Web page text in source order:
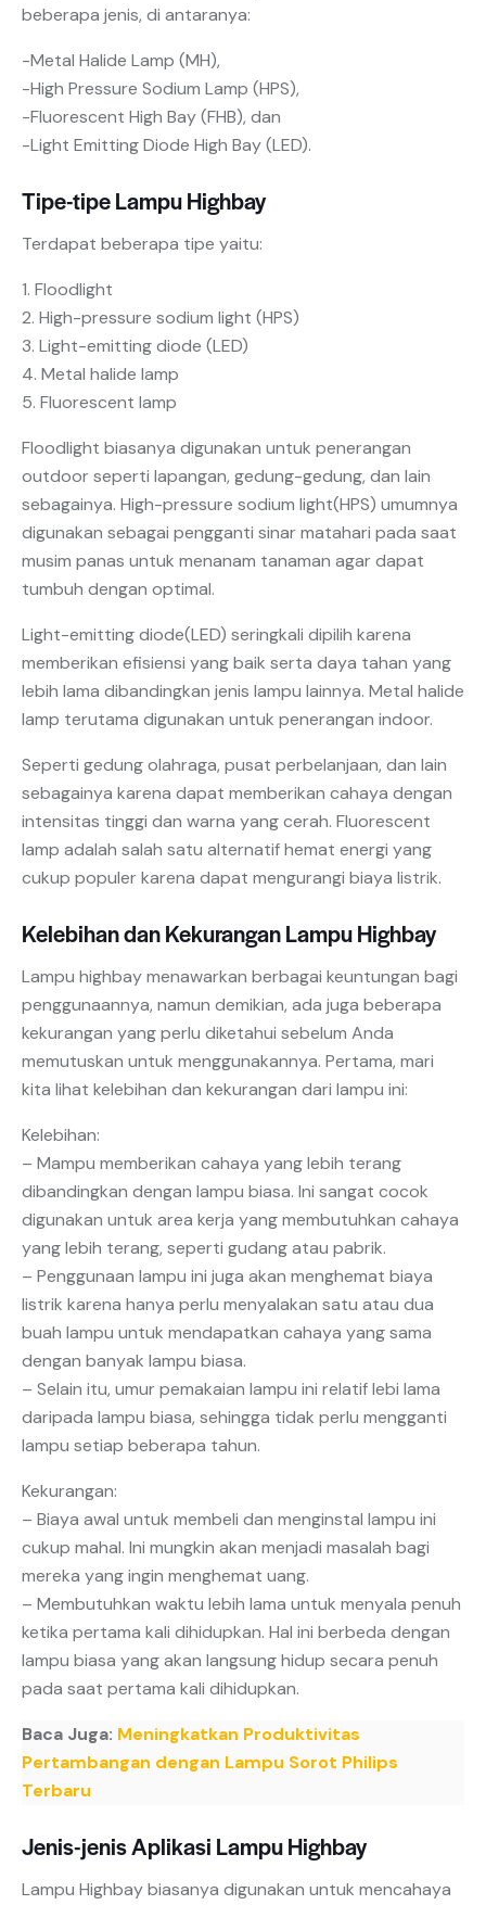
beberapa jenis, di antaranya:
-Metal Halide Lamp (MH),
-High Pressure Sodium Lamp (HPS),
-Fluorescent High Bay (FHB), dan
-Light Emitting Diode High Bay (LED).
Tipe-tipe Lampu Highbay
Terdapat beberapa tipe yaitu:
1. Floodlight
2. High-pressure sodium light (HPS)
3. Light-emitting diode (LED)
4. Metal halide lamp
5. Fluorescent lamp
Floodlight biasanya digunakan untuk penerangan
outdoor seperti lapangan, gedung-gedung, dan lain
sebagainya. High-pressure sodium light(HPS) umumnya
digunakan sebagai pengganti sinar matahari pada saat
musim panas untuk menanam tanaman agar dapat
tumbuh dengan optimal.
Light-emitting diode(LED) seringkali dipilih karena
memberikan efisiensi yang baik serta daya tahan yang
lebih lama dibandingkan jenis lampu lainnya. Metal halide
lamp terutama digunakan untuk penerangan indoor.
Seperti gedung olahraga, pusat perbelanjaan, dan lain
sebagainya karena dapat memberikan cahaya dengan
intensitas tinggi dan warna yang cerah. Fluorescent
lamp adalah salah satu alternatif hemat energi yang
cukup populer karena dapat mengurangi biaya listrik.
Kelebihan dan Kekurangan Lampu Highbay
Lampu highbay menawarkan berbagai keuntungan bagi
penggunaannya, namun demikian, ada juga beberapa
kekurangan yang perlu diketahui sebelum Anda
memutuskan untuk menggunakannya. Pertama, mari
kita lihat kelebihan dan kekurangan dari lampu ini:
Kelebihan:
– Mampu memberikan cahaya yang lebih terang
dibandingkan dengan lampu biasa. Ini sangat cocok
digunakan untuk area kerja yang membutuhkan cahaya
yang lebih terang, seperti gudang atau pabrik.
– Penggunaan lampu ini juga akan menghemat biaya
listrik karena hanya perlu menyalakan satu atau dua
buah lampu untuk mendapatkan cahaya yang sama
dengan banyak lampu biasa.
– Selain itu, umur pemakaian lampu ini relatif lebi lama
daripada lampu biasa, sehingga tidak perlu mengganti
lampu setiap beberapa tahun.
Kekurangan:
– Biaya awal untuk membeli dan menginstal lampu ini
cukup mahal. Ini mungkin akan menjadi masalah bagi
mereka yang ingin menghemat uang.
– Membutuhkan waktu lebih lama untuk menyala penuh
ketika pertama kali dihidupkan. Hal ini berbeda dengan
lampu biasa yang akan langsung hidup secara penuh
pada saat pertama kali dihidupkan.
Baca Juga: Meningkatkan Produktivitas
Pertambangan dengan Lampu Sorot Philips
Terbaru
Jenis-jenis Aplikasi Lampu Highbay
Lampu Highbay biasanya digunakan untuk mencahaya